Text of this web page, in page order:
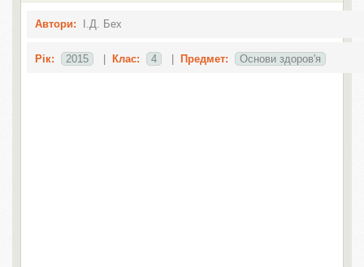
Автори: І.Д. Бех
Рік: 2015 Клас: 4 Предмет: Основи здоров'я